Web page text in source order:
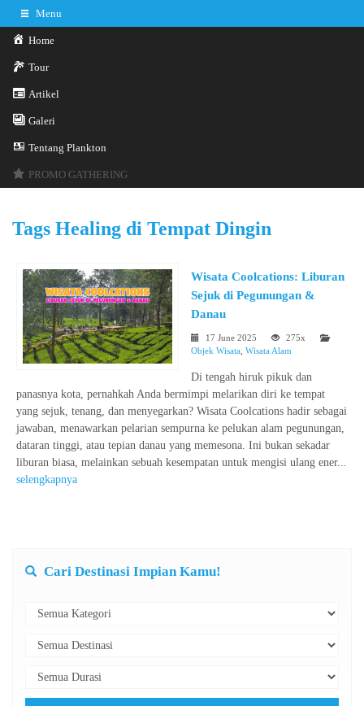
Menu
Home
Tour
Artikel
Galeri
Tentang Plankton
PROMO GATHERING
Tags Healing di Tempat Dingin
Wisata Coolcations: Liburan
Sejuk di Pegunungan &
Danau
17 June 2025
275x
Objek Wisata Wisata Alam
Di tengah hiruk pikuk dan
panasnya kota, pernahkah Anda bermimpi melarikan diri ke tempat
yang sejuk, tenang, dan menyegarkan? Wisata Coolcations hadir sebagai
jawaban, menawarkan pelarian sempurna ke pelukan alam pegunungan,
dataran tinggi, atau tepian danau yang memesona. Ini bukan sekadar
liburan biasa, melainkan sebuah kesempatan untuk mengisi ulang ener...
selengkapnya
Cari Destinasi Impian Kamu!